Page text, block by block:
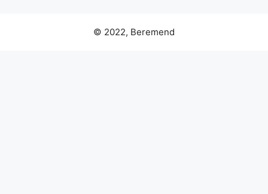
© 2022, Beremend